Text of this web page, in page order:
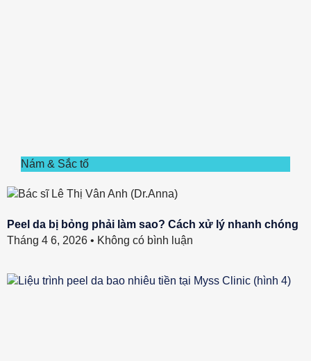
Nám & Sắc tố
Peel da bị bỏng phải làm sao? Cách xử lý nhanh chóng
Tháng 4 6, 2026
Không có bình luận